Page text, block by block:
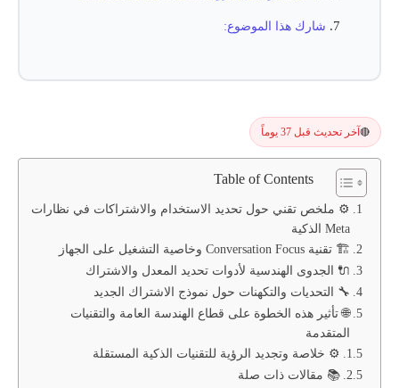
شارك هذا الموضوع:
🔴 آخر تحديث قبل 37 يوماً
Table of Contents
⚙️ ملخص تقني حول تحديد الاستخدام والاشتراكات في نظارات
Meta الذكية
🏗️ تقنية Conversation Focus وخاصية التشغيل على الجهاز
🔌 الجدوى الهندسية لأدوات تحديد المعدل والاشتراك
🔧 التحديات والتكهنات حول نموذج الاشتراك الجديد
🌐 تأثير هذه الخطوة على قطاع الهندسة العامة والتقنيات
المتقدمة
⚙️ خلاصة وتجديد الرؤية للتقنيات الذكية المستقلة
📚 مقالات ذات صلة